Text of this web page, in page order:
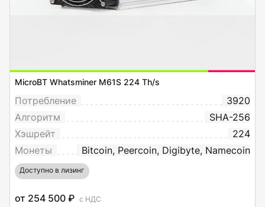
MicroBT Whatsminer M61S 224 Th/s
Потребление
3920
Алгоритм
SHA-256
Хэшрейт
224
Монеты
Bitcoin, Peercoin, Digibyte, Namecoin
Доступно в лизинг
от 254 500 ₽ с НДС